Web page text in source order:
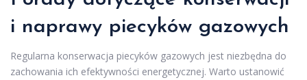
i naprawy piecyków gazowych
Regularna konserwacja piecyków gazowych jest niezbędna do
zachowania ich efektywności energetycznej. Warto ustanowić